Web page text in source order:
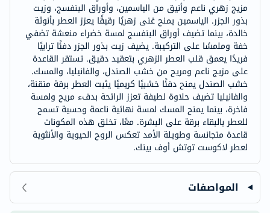
مزيج زهري ناعم وأنيق من الياسمين، وأوراق البنفسج، وزيت
بذور الجزر. الياسمين يمنح غنى زهريًا رقيقًا يعزز العطر بأنوثة
خالدة، بينما تضيف أوراق البنفسج لمسة خضراء منعشة تضفي
خفة وملمسًا على التركيبة. يضيف زيت بذور الجزر دفئًا ترابيًا
فريدًا يعمق قلب العطر الزهري بتعقيد دقيق. تستقر القاعدة
على مزيج ناعم ومريح من خشب الصندل، والفانيليا، والمسك.
خشب الصندل يمنح دفئًا خشبيًا كريميًا يثبت العطر برقة متقنة،
والفانيليا تضيف حلاوة لطيفة تعزز الرائحة بدفء مريح ولمسة
فاخرة، بينما يمنح المسك لمسة نهائية ناعمة وحسية تسمح
للعطر بالبقاء برقة على البشرة. معًا، تخلق هذه المكونات
قاعدة متجانسة وطويلة الأمد تعكس الروح الحيوية والأنثوية
لعطر لاكوست توتش أوف بينك.
المواصفات